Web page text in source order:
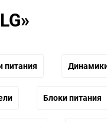
питания
Блоки питания